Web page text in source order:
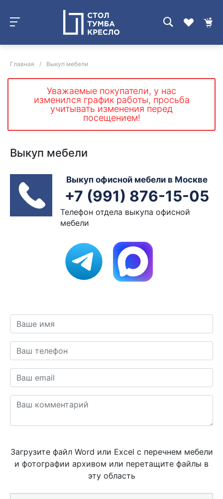
Главная / Выкуп мебели
Уважаемые покупатели, у нас
изменился график работы, просьба
учитывать изменения перед
посещением!
Выкуп мебели
Выкуп офисной мебели в Москве
+7 (991) 876-15-05
Телефон отдела выкупа офисной
мебели
Загрузите файл Word или Excel с перечнем мебели
и фотографии архивом или перетащите файлы в
эту область